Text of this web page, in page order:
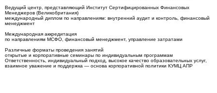
Ведущий центр, представляющий Институт Сертифицированных Финансовых
Менеджеров (Великобритания)
международный диплом по направлениям: внутренний аудит и контроль, финансовый
менеджмент
Международная аккредитация
по направлениям МСФО, финансовый менеджмент, управление затратами
Различные форматы проведения занятий
открытые и корпоративные семинары по индивидуальным программам
Ответственность, индивидуальный подход, высокое качество образовательных услуг,
взаимное уважение и поддержка — основа корпоративной политики КУМЦ АПР